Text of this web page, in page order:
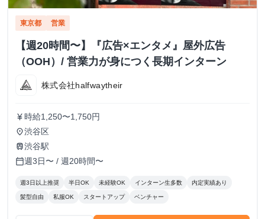
東京都 営業
【週20時間〜】『広告×エンタメ』屋外広告
（OOH）/ 営業力が身につく長期インターン
株式会社halfwaytheir
currency_yen 時給1,250〜1,750円
place渋谷区
train渋谷駅
calendar_today週3日〜 / 週20時間〜
週3日以上推奨 半日OK 未経験OK インターン生多数 内定実績あり
髪型自由 私服OK スタートアップ ベンチャー